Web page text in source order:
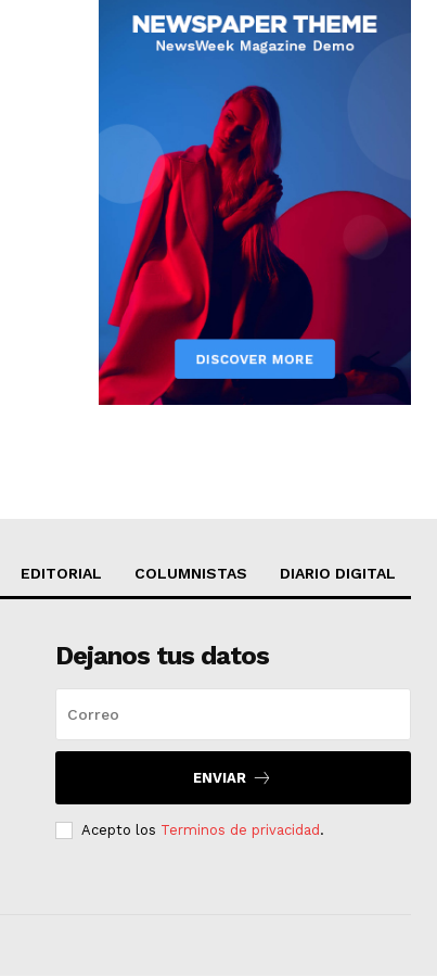
EDITORIAL COLUMNISTAS DIARIO DIGITAL
Dejanos tus datos
ENVIAR
Acepto los Terminos de privacidad .